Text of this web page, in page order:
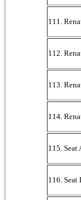
111.
112.
113.
114.
115.
116.